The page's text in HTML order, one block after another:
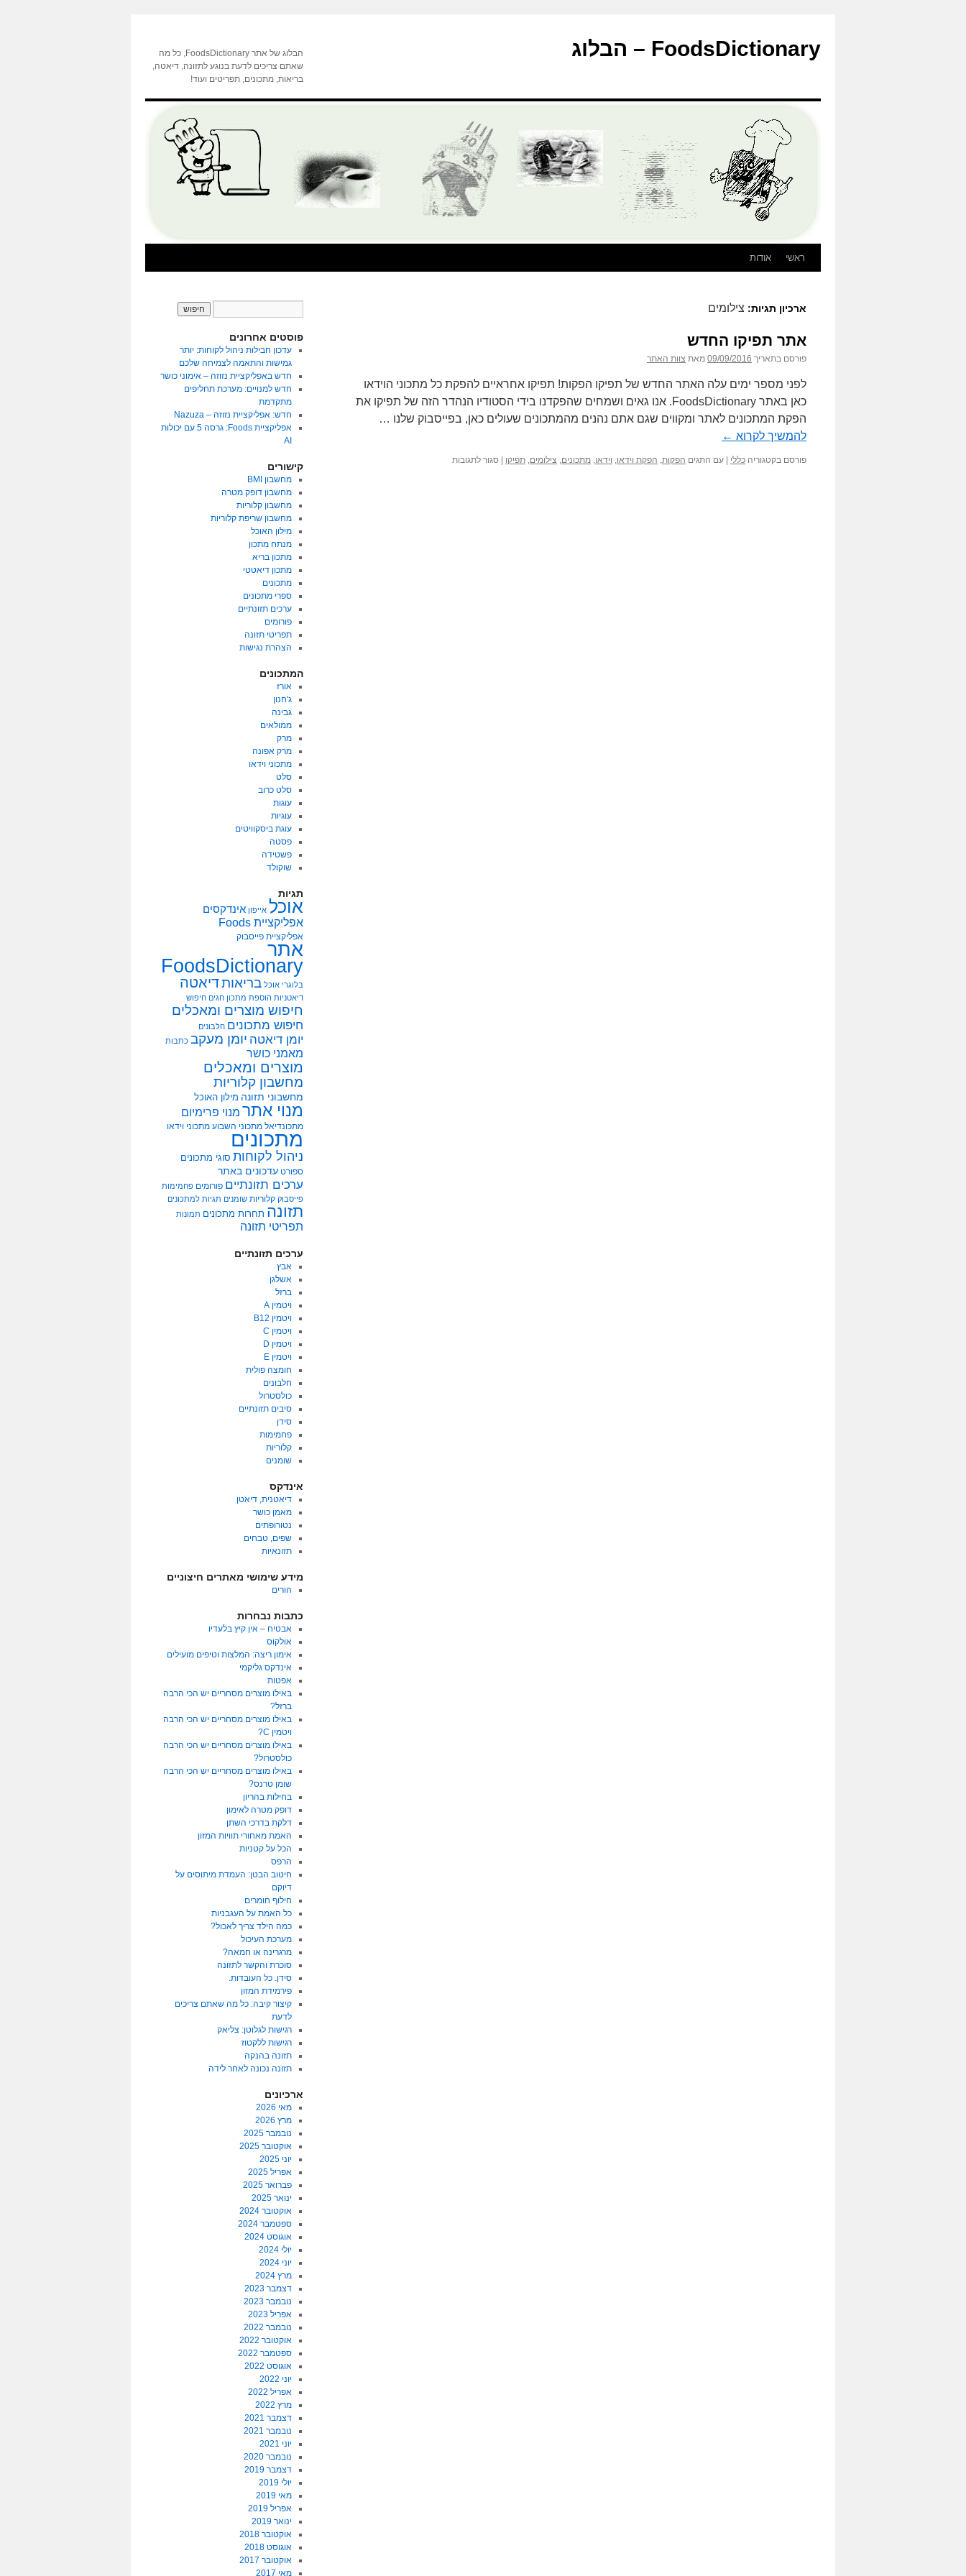
FoodsDictionary – הבלוג
הבלוג של אתר FoodsDictionary, כל מה
שאתם צריכים לדעת בנוגע לתזונה, דיאטה,
בריאות, מתכונים, תפריטים ועוד!
ראשי אודות
ארכיון תגיות: צילומים
אתר תפיקו החדש
פורסם בתאריך 09/09/2016 מאת צוות האתר
לפני מספר ימים עלה האתר החדש של תפיקו הפקות! תפיקו אחראיים להפקת כל מתכוני הוידאו
כאן באתר FoodsDictionary. אנו גאים ושמחים שהפקדנו בידי הסטודיו הנהדר הזה של תפיקו את
הפקת המתכונים לאתר ומקווים שגם אתם נהנים מהמתכונים שעולים כאן, בפייסבוק שלנו …
להמשיך לקרוא ←
פורסם בקטגוריה כללי עם התגים הפקות, הפקת וידאו, וידאו, מתכונים, צילומים, תפיקו סגור לתגובותעל
פוסטים אחרונים
עדכון חבילות ניהול לקוחות: יותר
גמישות והתאמה לצמיחה שלכם
חדש באפליקציית נזוזה – אימוני כושר
חדש למנויים: מערכת תחליפים
מתקדמת
חדש: אפליקציית נזוזה – Nazuza
אפליקציית Foods: גרסה 5 עם יכולות
AI
קישורים
מחשבון BMI
מחשבון דופק מטרה
מחשבון קלוריות
מחשבון שריפת קלוריות
מילון האוכל
מנתח מתכון
מתכון בריא
מתכון דיאטטי
מתכונים
ספרי מתכונים
ערכים תזונתיים
פורומים
תפריטי תזונה
הצהרת נגישות
המתכונים
אורז
ג'חנון
גבינה
ממולאים
מרק
מרק אפונה
מתכוני וידאו
סלט
סלט כרוב
עוגות
עוגיות
עוגת ביסקוויטים
פסטה
פשטידה
שוקולד
תגיות
אוכל אייפון אינדקסים
אפליקציית Foods
אפליקציית פייסבוק
אתר
FoodsDictionary
בלוגרי אוכל בריאותדיאטה
דיאטניות הוספת מתכון חגים חיפוש
חיפוש מוצרים ומאכלים
חיפוש מתכונים חלבונים
יומן דיאטה יומן מעקב כתבות
מאמני כושר
מוצרים ומאכלים
מחשבון קלוריות
מחשבוני תזונה מילון האוכל
מנוי אתר מנוי פרימיום
מתכונדיאל מתכוני השבוע מתכוני וידאו
מתכונים
ניהול לקוחות סוגי מתכונים
ספורט עדכונים באתר
ערכים תזונתיים פורומים פחמימות
פייסבוק קלוריות שומנים תגיות למתכונים
תזונה תחרות מתכונים תמונות
תפריטי תזונה
ערכים תזונתיים
אבץ
אשלגן
ברזל
ויטמין A
ויטמין B12
ויטמין C
ויטמין D
ויטמין E
חומצה פולית
חלבונים
כולסטרול
סיבים תזונתיים
סידן
פחמימות
קלוריות
שומנים
אינדקס
דיאטנית, דיאטן
מאמן כושר
נטורופתים
שפים, טבחים
תזונאיות
מידע שימושי מאתרים חיצוניים
הורים
כתבות נבחרות
אבטיח – אין קיץ בלעדיו
אולקוס
אימון ריצה: המלצות וטיפים מועילים
אינדקס גליקמי
אפטות
באילו מוצרים מסחריים יש הכי הרבה
ברזל?
באילו מוצרים מסחריים יש הכי הרבה
ויטמין C?
באילו מוצרים מסחריים יש הכי הרבה
כולסטרול?
באילו מוצרים מסחריים יש הכי הרבה
שומן טרנס?
בחילות בהריון
דופק מטרה לאימון
דלקת בדרכי השתן
האמת מאחורי תוויות המזון
הכל על קטניות
הרפס
חיטוב הבטן: העמדת מיתוסים על
דיוקם
חילוף חומרים
כל האמת על העגבניות
כמה הילד צריך לאכול?
מערכת העיכול
מרגרינה או חמאה?
סוכרת והקשר לתזונה
סידן. כל העובדות.
פירמידת המזון
קיצור קיבה: כל מה שאתם צריכים
לדעת
רגישות לגלוטן: צליאק
רגישות ללקטוז
תזונה בהנקה
תזונה נכונה לאחר לידה
ארכיונים
מאי 2026
מרץ 2026
נובמבר 2025
אוקטובר 2025
יוני 2025
אפריל 2025
פברואר 2025
ינואר 2025
אוקטובר 2024
ספטמבר 2024
אוגוסט 2024
יולי 2024
יוני 2024
מרץ 2024
דצמבר 2023
נובמבר 2023
אפריל 2023
נובמבר 2022
אוקטובר 2022
ספטמבר 2022
אוגוסט 2022
יוני 2022
אפריל 2022
מרץ 2022
דצמבר 2021
נובמבר 2021
יוני 2021
נובמבר 2020
דצמבר 2019
יולי 2019
מאי 2019
אפריל 2019
ינואר 2019
אוקטובר 2018
אוגוסט 2018
אוקטובר 2017
מאי 2017